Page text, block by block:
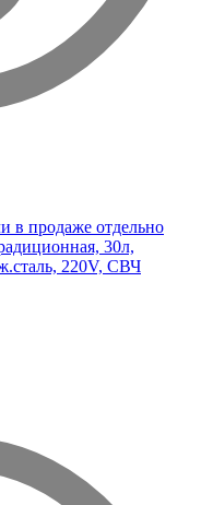
в продаже отдельно
30л,
220V, СВЧ